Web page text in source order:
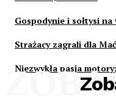
Gospodynie i sołtysi
Strażacy zagrali dla
Niezwykła pasja